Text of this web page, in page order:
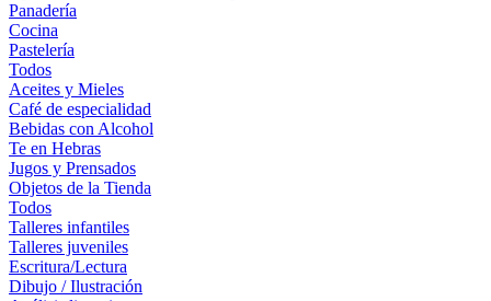
Panadería
Cocina
Pastelería
Todos
Aceites y Mieles
Café de especialidad
Bebidas con Alcohol
Te en Hebras
Jugos y Prensados
Objetos de la Tienda
Todos
Talleres infantiles
Talleres juveniles
Escritura/Lectura
Dibujo / Ilustración